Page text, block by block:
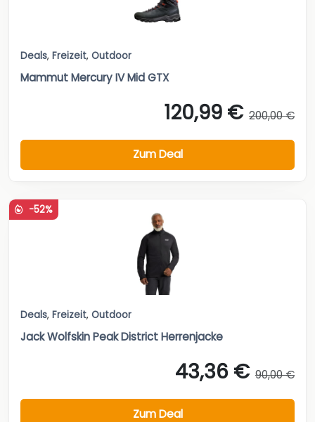
Deals, Freizeit, Outdoor
Mammut Mercury IV Mid GTX
120,99 € 200,00 €
Zum Deal
-52%
Deals, Freizeit, Outdoor
Jack Wolfskin Peak District Herrenjacke
43,36 € 90,00 €
Zum Deal